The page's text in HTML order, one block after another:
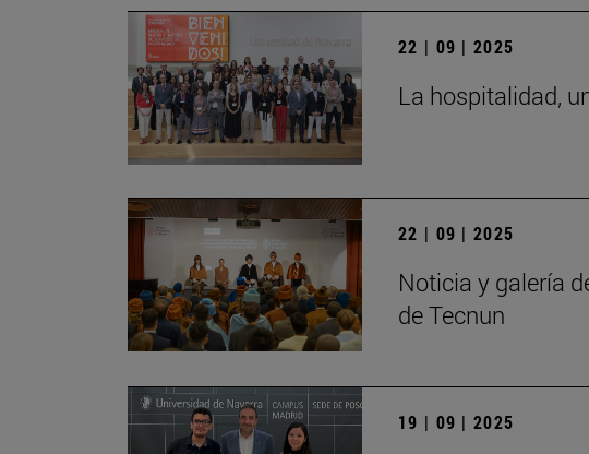
22 | 09 | 2025
La hospitalidad,
22 | 09 | 2025
Noticia y galería
de Tecnun
19 | 09 | 2025